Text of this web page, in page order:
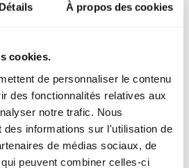
Détails À propos des cookies
cookies.
de personnaliser le contenu
des fonctionnalités relatives aux
notre trafic. Nous
des informations sur l'utilisation de
de médias sociaux, de
peuvent combiner celles-ci